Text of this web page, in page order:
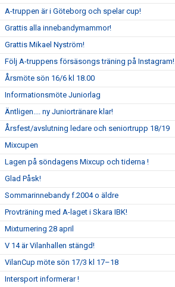
A-truppen är i Göteborg och spelar cup!
Grattis alla innebandymammor!
Grattis Mikael Nyström!
Följ A-truppens försäsongs träning på Instagram!
Årsmöte sön 16/6 kl 18.00
Informationsmöte Juniorlag
Äntligen.... ny Juniortränare klar!
Årsfest/avslutning ledare och seniortrupp 18/19
Mixcupen
Lagen på söndagens Mixcup och tiderna !
Glad Påsk!
Sommarinnebandy f.2004 o äldre
Provträning med A-laget i Skara IBK!
Mixturnering 28 april
V 14 är Vilanhallen stängd!
VilanCup möte sön 17/3 kl 17–18
Intersport informerar !